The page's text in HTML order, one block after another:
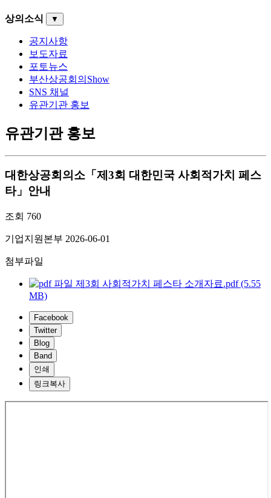
상의소식 ▼
공지사항
보도자료
포토뉴스
부산상공회의Show
SNS 채널
유관기관 홍보
유관기관 홍보
대한상공회의소「제3회 대한민국 사회적가치 페스
타」안내
조회 760
기업지원본부 2026-06-01
첨부파일
제3회 사회적가치 페스타 소개자료.pdf (5.55
MB)
Facebook
Twitter
Blog
Band
인쇄
링크복사